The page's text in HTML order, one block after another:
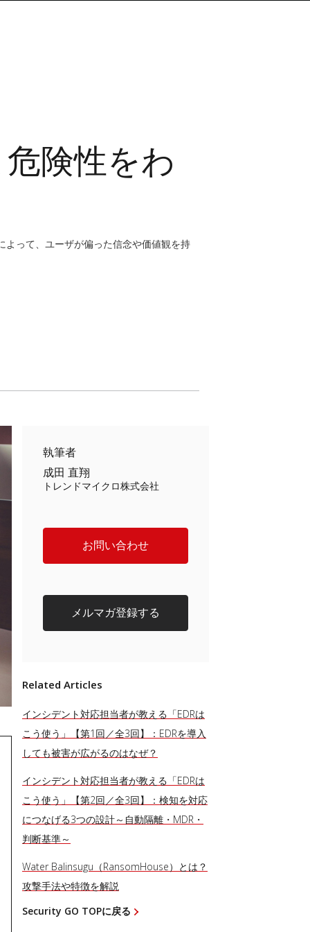
険性をわ
って、ユーザが偏った信念や価値観を持
執筆者
成田 直翔
トレンドマイクロ株式会社
お問い合わせ
メルマガ登録する
Related Articles
インシデント対応担当者が教える「EDRは
こう使う」【第1回／全3回】：EDRを導入
しても被害が広がるのはなぜ？
インシデント対応担当者が教える「EDRは
こう使う」【第2回／全3回】：検知を対応
につなげる3つの設計～自動隔離・MDR・
判断基準～
Water Balinsugu（RansomHouse）とは？
攻撃手法や特徴を解説
Security GO TOPに戻る